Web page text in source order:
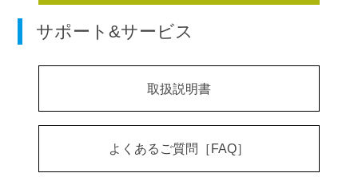
サポート&サービス
取扱説明書
よくあるご質問［FAQ］